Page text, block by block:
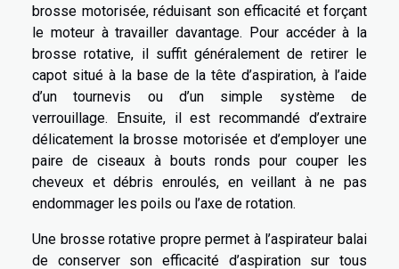
brosse motorisée, réduisant son efficacité et forçant
le moteur à travailler davantage. Pour accéder à la
brosse rotative, il suffit généralement de retirer le
capot situé à la base de la tête d’aspiration, à l’aide
d’un tournevis ou d’un simple système de
verrouillage. Ensuite, il est recommandé d’extraire
délicatement la brosse motorisée et d’employer une
paire de ciseaux à bouts ronds pour couper les
cheveux et débris enroulés, en veillant à ne pas
endommager les poils ou l’axe de rotation.
Une brosse rotative propre permet à l’aspirateur balai
de conserver son efficacité d’aspiration sur tous